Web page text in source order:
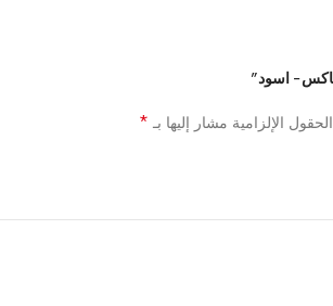
الحقول الإلزامية مشار إليها بـ *